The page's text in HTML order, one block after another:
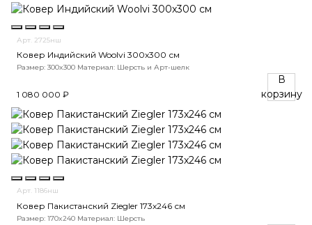
Арт. 2725нш
Ковер Индийский Woolvi 300x300 см
Размер: 300x300 Материал: Шерсть и Арт-шелк
1 080 000 ₽
В
корзину
Арт. 1186нш
Ковер Пакистанский Ziegler 173x246 см
Размер: 170x240 Материал: Шерсть